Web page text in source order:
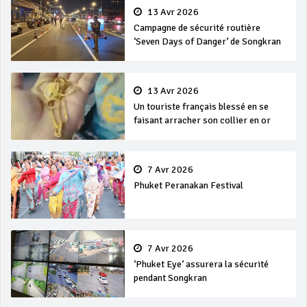
13 Avr 2026
Campagne de sécurité routière
‘Seven Days of Danger’ de Songkran
13 Avr 2026
Un touriste français blessé en se
faisant arracher son collier en or
7 Avr 2026
Phuket Peranakan Festival
7 Avr 2026
‘Phuket Eye’ assurera la sécurité
pendant Songkran